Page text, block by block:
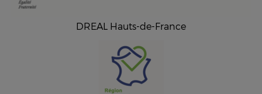
DREAL Hauts-de-France